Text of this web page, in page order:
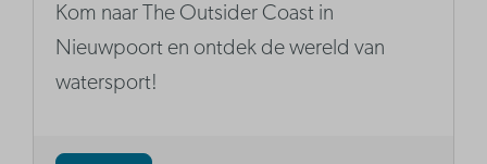
Kom naar The Outsider Coast in
Nieuwpoort en ontdek de wereld van
watersport!